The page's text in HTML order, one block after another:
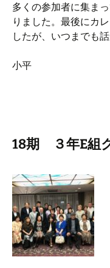
多くの参加者に集ま
りました。最後にカ
したが、いつまでも
小平
18期 ３年E組